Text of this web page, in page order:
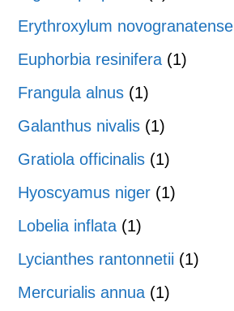
Erythroxylum novogranatense
Euphorbia resinifera (1)
Frangula alnus (1)
Galanthus nivalis (1)
Gratiola officinalis (1)
Hyoscyamus niger (1)
Lobelia inflata (1)
Lycianthes rantonnetii (1)
Mercurialis annua (1)